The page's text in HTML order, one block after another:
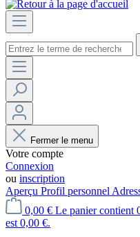
Fermer le menu
Votre compte
Connexion
ou inscription
Aperçu Profil personnel
0,00 € Le panier contient
est 0,00 €.